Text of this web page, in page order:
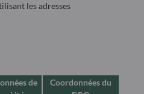
les adresses
de
Coordonnées du